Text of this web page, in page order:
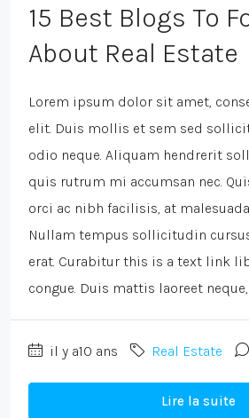
15 Best Blogs To
About Real Estate
Lorem ipsum dolor sit amet,
elit. Duis mollis et sem sed
odio neque. Aliquam hendrerit
quis rutrum mi accumsan nec.
orci ac nibh facilisis, at
Nullam tempus sollicitudin
erat. Curabitur this is a text link
congue. Duis mattis laoreet neque,
il y a10 ans Real Estate
Lire la suite